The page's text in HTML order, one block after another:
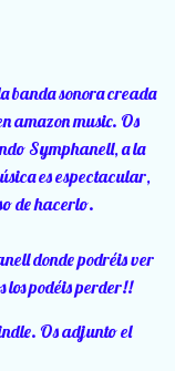
banda sonora creada
amazon music. Os
Symphanell, a la
es espectacular,
de hacerlo.
donde podréis ver
los podéis perder!!
Os adjunto el